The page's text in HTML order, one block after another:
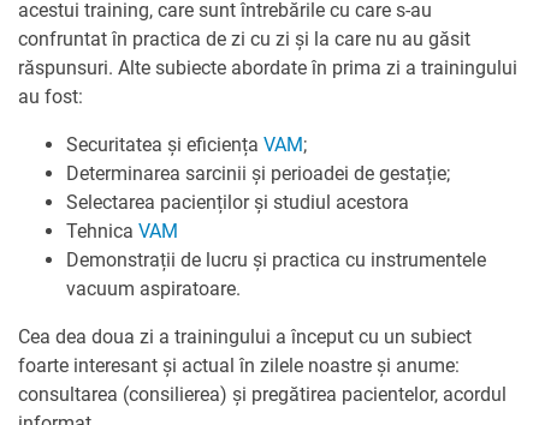
acestui training, care sunt întrebările cu care s-au
confruntat în practica de zi cu zi și la care nu au găsit
răspunsuri. Alte subiecte abordate în prima zi a trainingului
au fost:
Securitatea și eficiența VAM;
Determinarea sarcinii și perioadei de gestație;
Selectarea pacienților și studiul acestora
Tehnica VAM
Demonstrații de lucru și practica cu instrumentele
vacuum aspiratoare.
Cea dea doua zi a trainingului a început cu un subiect
foarte interesant și actual în zilele noastre și anume:
consultarea (consilierea) și pregătirea pacientelor, acordul